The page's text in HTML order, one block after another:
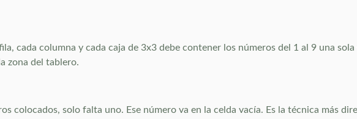
cada columna y cada caja de 3x3 debe contener los números del 1 al 9 una
zona del tablero.
colocados, solo falta uno. Ese número va en la celda vacía. Es la técnica más